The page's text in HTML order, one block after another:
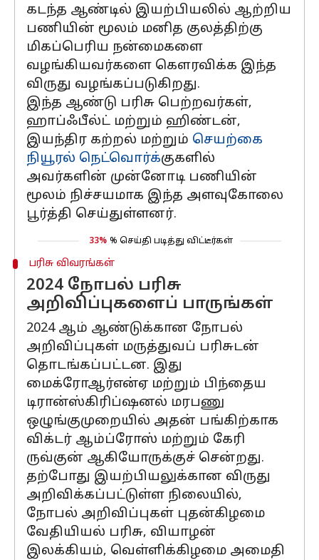
கடந்த ஆண்டில் இயற்பியலில் ஆற்றிய
பணியின் மூலம் மனித குலத்திற்கு
மிகப்பெரிய நன்மைகளை
வழங்கியவர்களை கௌரவிக்க இந்த
விருது வழங்கப்படுகிறது.
இந்த ஆண்டு பரிசு பெற்றவர்கள்,
ஹாப்ஃபீல்ட் மற்றும் ஹிண்டன்,
இயந்திர கற்றல் மற்றும் செயற்கை
நியூரல் நெட்வொர்க்குகளில்
அவர்களின் முன்னோடி பணியின்
மூலம் நிச்சயமாக இந்த அளவுகோலை
பூர்த்தி செய்துள்ளனர்.
33% % செய்தி படித்து விட்டீர்கள்
பரிசு விவரங்கள்
2024 நோபல் பரிசு
அறிவிப்புகளைப் பாருங்கள்
2024 ஆம் ஆண்டுக்கான நோபல்
அறிவிப்புகள் மருத்துவப் பரிசுடன்
தொடங்கப்பட்டன. இது
மைக்ரோஆர்என்ஏ மற்றும் பிந்தைய
டிரான்ஸ்கிரிப்ஷனல் மரபணு
ஒழுங்குமுறையில் அதன் பங்கிற்காக
விக்டர் ஆம்ப்ரோஸ் மற்றும் கேரி
ருவ்குன் ஆகியோருக்குச் சென்றது.
தற்போது இயற்பியலுக்கான விருது
அறிவிக்கப்பட்டுள்ள நிலையில்,
நோபல் அறிவிப்புகள் புதன்கிழமை
வேதியியல் பரிசு, வியாழன்
இலக்கியம், வெள்ளிக்கிழமை அமைதி